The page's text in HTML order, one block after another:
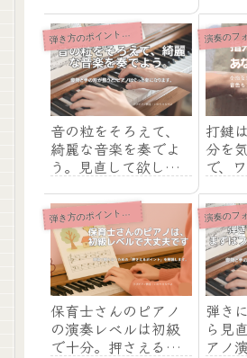
て
弾 き方のポイント（初心者）
音の粒をそろえて、
綺麗な音楽を奏でよ
う。見直して欲しい
ム」
演奏のフ
打鍵
分を
で、
弾 き方のポイント（初心者）
保育士さんのピアノ
の演奏レベルは初級
で十分。押さえるポ
演奏のフ
弾き
ら見
アノ